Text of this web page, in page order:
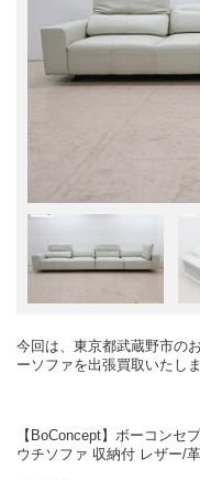
今回は、東京都武蔵野市の
ーソファを出張買取いたしま
【BoConcept】ボーコンセ
ウチソファ 収納付 レザー/革